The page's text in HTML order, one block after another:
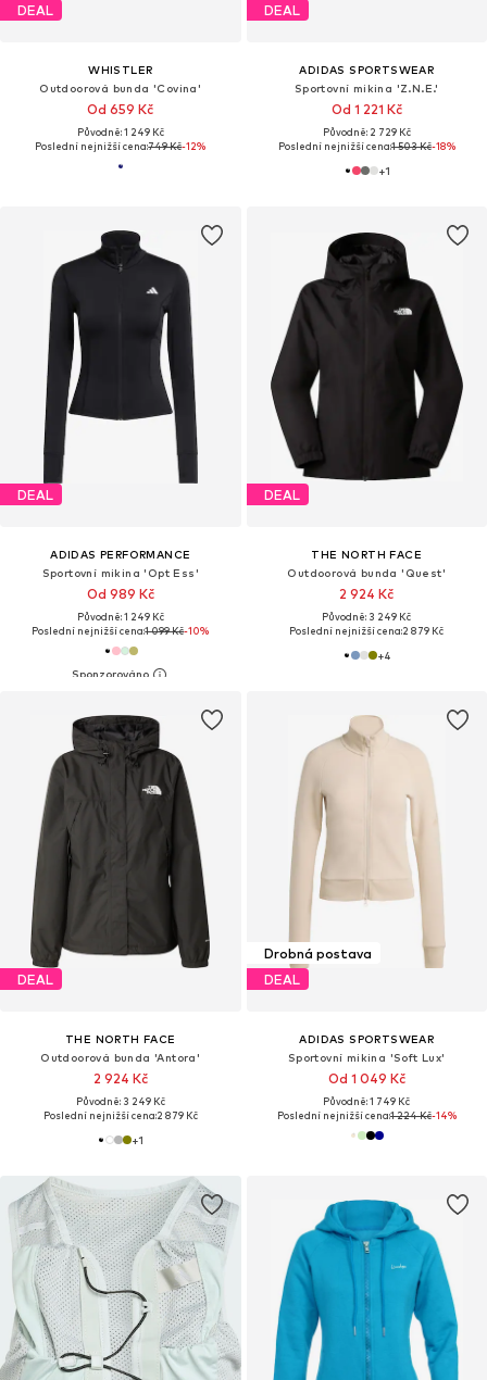
DEAL
WHISTLER
Outdoorová bunda 'Covina'
Od 659 Kč
Původně: 1 249 Kč
Poslední nejnižší cena:749 Kč-12%
DEAL
ADIDAS SPORTSWEAR
Sportovní mikina 'Z.N.E.'
Od 1 221 Kč
Původně: 2 729 Kč
Poslední nejnižší cena:1 503 Kč-18%
+1
DEAL
ADIDAS PERFORMANCE
Sportovní mikina 'Opt Ess'
Od 989 Kč
Původně: 1 249 Kč
Poslední nejnižší cena:1 099 Kč-10%
DEAL
THE NORTH FACE
Outdoorová bunda 'Quest'
2 924 Kč
Původně: 3 249 Kč
Poslední nejnižší cena:2 879 Kč
+4
DEAL
THE NORTH FACE
Outdoorová bunda 'Antora'
2 924 Kč
Původně: 3 249 Kč
Poslední nejnižší cena:2 879 Kč
+1
Drobná postava
DEAL
ADIDAS SPORTSWEAR
Sportovní mikina 'Soft Lux'
Od 1 049 Kč
Původně: 1 749 Kč
Poslední nejnižší cena:1 224 Kč-14%